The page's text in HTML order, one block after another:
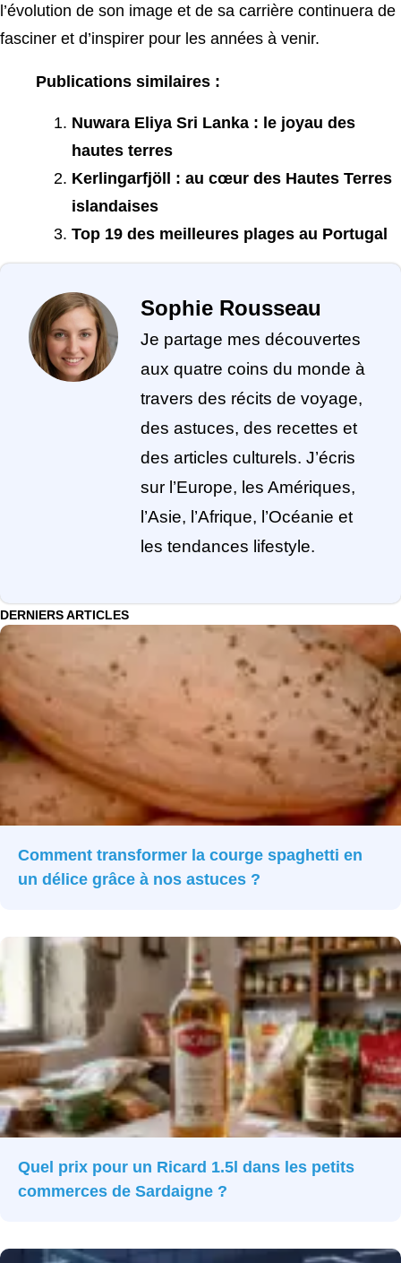
l’évolution de son image et de sa carrière continuera de
fasciner et d’inspirer pour les années à venir.
Publications similaires :
Nuwara Eliya Sri Lanka : le joyau des
hautes terres
Kerlingarfjöll : au cœur des Hautes Terres
islandaises
Top 19 des meilleures plages au Portugal
Sophie Rousseau
Je partage mes découvertes
aux quatre coins du monde à
travers des récits de voyage,
des astuces, des recettes et
des articles culturels. J’écris
sur l’Europe, les Amériques,
l’Asie, l’Afrique, l’Océanie et
les tendances lifestyle.
DERNIERS ARTICLES
Comment transformer la courge spaghetti en
un délice grâce à nos astuces ?
Quel prix pour un Ricard 1.5l dans les petits
commerces de Sardaigne ?